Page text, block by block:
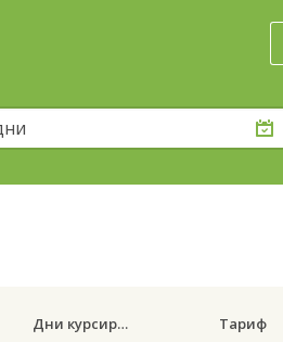
Дни курсирования Тариф